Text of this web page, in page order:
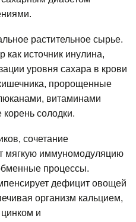
растительное сырье.
как источник инулина,
уровня сахара в крови
пророщенные
витаминами
корень солодки.
сочетание
мягкую иммуномодуляцию
процессы.
дефицит овощей
организм кальцием,
и